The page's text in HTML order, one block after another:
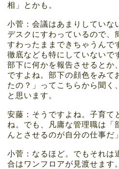
相」とかも。
小菅：会議はあまりしていな
デスクにすわっているので、
すわったままできちゃうんで
徹底なども特にしていないで
部下に何かを報告させるとか
ですよね。部下の顔色をみて
たの？」ってこちらから聞く
と思います。
安藤：そうですよね。子育て
ね。でも、凡庸な管理職は「
んとさせるのが自分の仕事だ
小菅：なるほど。でもそれは
合はワンフロアが見渡せます